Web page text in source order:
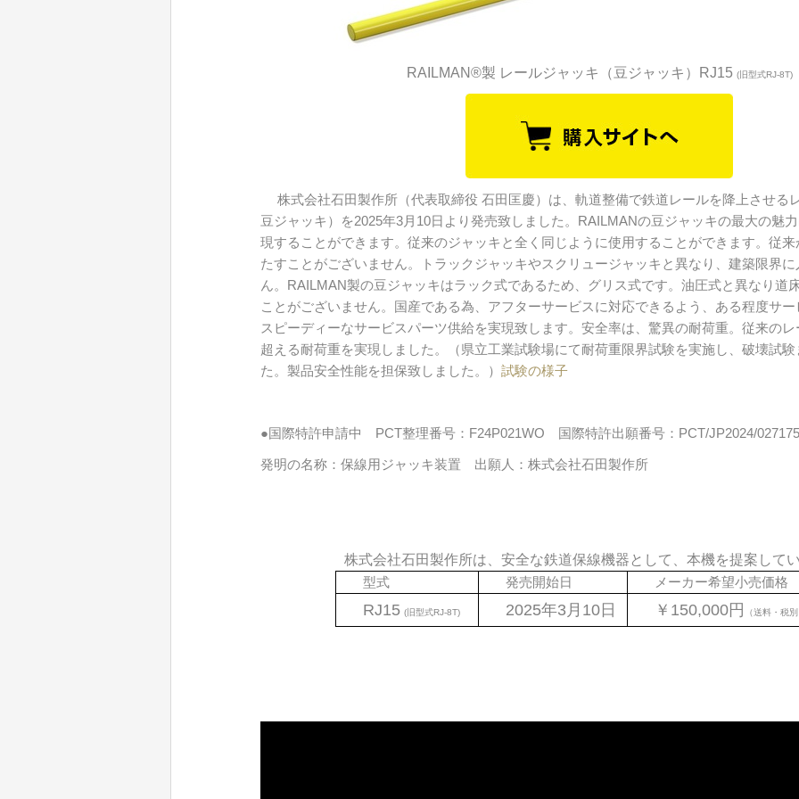
RAILMAN®製 レールジャッキ（豆ジャッキ）RJ15 (旧型式RJ-8T)
株式会社石田製作所（代表取締役 石田匡慶）は、軌道整備で鉄道レールを降上させる
豆ジャッキ）を2025年3月10日より発売致しました。RAILMANの豆ジャッキの最大の魅
現することができます。従来のジャッキと全く同じように使用することができます。従来
たすことがございません。トラックジャッキやスクリュージャッキと異なり、建築限界
ん。RAILMAN製の豆ジャッキはラック式であるため、グリス式です。油圧式と異なり道
ことがございません。国産である為、アフターサービスに対応できるよう、ある程度サー
スピーディーなサービスパーツ供給を実現致します。安全率は、驚異の耐荷重。従来の
超える耐荷重を実現しました。（県立工業試験場にて耐荷重限界試験を実施し、破壊試
た。製品安全性能を担保致しました。） 試験の様子
●国際特許申請中 PCT整理番号：F24P021WO 国際特許出願番号：PCT/JP2024/027175
発明の名称：保線用ジャッキ装置 出願人：株式会社石田製作所
株式会社石田製作所は、安全な鉄道保線機器として、本機を提案してい
型式
発売開始日 メーカー希望小売価格
RJ15 (旧型式RJ-8T) 2025年3月10日 ￥150,000円 （送料・税別